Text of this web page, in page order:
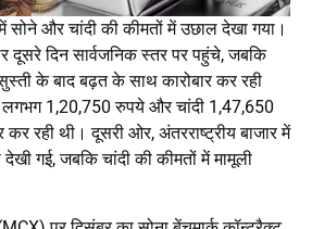
सोने और चांदी की कीमतों में उछाल देखा गया।
दूसरे दिन सार्वजनिक स्तर पर पहुंचे, जबकि
के बाद बढ़त के साथ कारोबार कर रही
लगभग 1,20,750 रुपये और चांदी 1,47,650
रही थी। दूसरी ओर, अंतरराष्ट्रीय बाजार में
गई, जबकि चांदी की कीमतों में मामूली